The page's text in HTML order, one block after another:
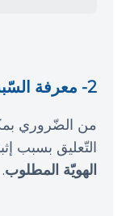
2- معرفة السّبب الرّئيسي لتعليق الحساب
من الضّروري
التّعليق بسبب
الهويّة المطلوب.